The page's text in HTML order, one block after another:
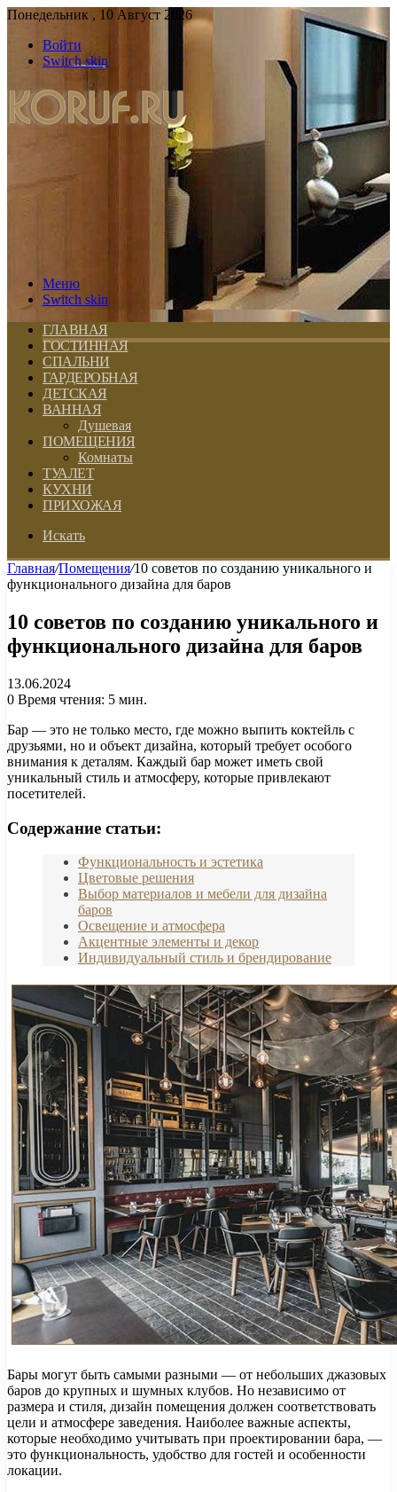
Понедельник , 10 Август 2026
Войти
Switch skin
Меню
Switch skin
ГЛАВНАЯ
ГОСТИННАЯ
СПАЛЬНИ
ГАРДЕРОБНАЯ
ДЕТСКАЯ
ВАННАЯ
Душевая
ПОМЕЩЕНИЯ
Комнаты
ТУАЛЕТ
КУХНИ
ПРИХОЖАЯ
Искать
Главная/Помещения/10 советов по созданию уникального и
функционального дизайна для баров
10 советов по созданию уникального и
функционального дизайна для баров
13.06.2024
0 Время чтения: 5 мин.
Бар — это не только место, где можно выпить коктейль с
друзьями, но и объект дизайна, который требует особого
внимания к деталям. Каждый бар может иметь свой
уникальный стиль и атмосферу, которые привлекают
посетителей.
Содержание статьи:
Функциональность и эстетика
Цветовые решения
Выбор материалов и мебели для дизайна
баров
Освещение и атмосфера
Акцентные элементы и декор
Индивидуальный стиль и брендирование
Бары могут быть самыми разными — от небольших джазовых
баров до крупных и шумных клубов. Но независимо от
размера и стиля, дизайн помещения должен соответствовать
цели и атмосфере заведения. Наиболее важные аспекты,
которые необходимо учитывать при проектировании бара, —
это функциональность, удобство для гостей и особенности
локации.